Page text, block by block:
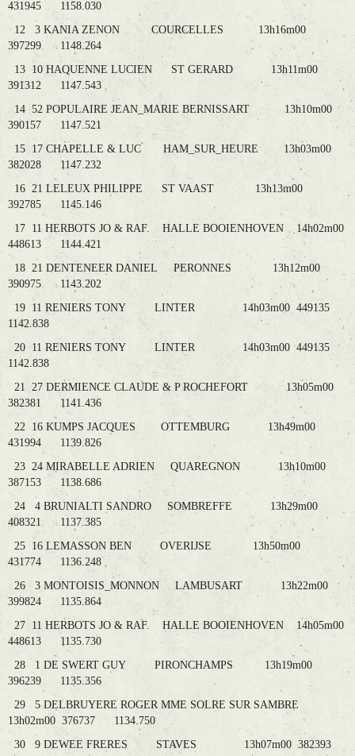
431945 1158.030
12 3 KANIA ZENON COURCELLES 13h16m00
397299 1148.264
13 10 HAQUENNE LUCIEN ST GERARD 13h11m00
391312 1147.543
14 52 POPULAIRE JEAN_MARIE BERNISSART 13h10m00
390157 1147.521
15 17 CHAPELLE & LUC HAM_SUR_HEURE 13h03m00
382028 1147.232
16 21 LELEUX PHILIPPE ST VAAST 13h13m00
392785 1145.146
17 11 HERBOTS JO & RAF. HALLE BOOIENHOVEN 14h02m00
448613 1144.421
18 21 DENTENEER DANIEL PERONNES 13h12m00
390975 1143.202
19 11 RENIERS TONY LINTER 14h03m00 449135
1142.838
20 11 RENIERS TONY LINTER 14h03m00 449135
1142.838
21 27 DERMIENCE CLAUDE & P ROCHEFORT 13h05m00
382381 1141.436
22 16 KUMPS JACQUES OTTEMBURG 13h49m00
431994 1139.826
23 24 MIRABELLE ADRIEN QUAREGNON 13h10m00
387153 1138.686
24 4 BRUNIALTI SANDRO SOMBREFFE 13h29m00
408321 1137.385
25 16 LEMASSON BEN OVERIJSE 13h50m00
431774 1136.248
26 3 MONTOISIS_MONNON LAMBUSART 13h22m00
399824 1135.864
27 11 HERBOTS JO & RAF. HALLE BOOIENHOVEN 14h05m00
448613 1135.730
28 1 DE SWERT GUY PIRONCHAMPS 13h19m00
396239 1135.356
29 5 DELBRUYERE ROGER MME SOLRE SUR SAMBRE
13h02m00 376737 1134.750
30 9 DEWEE FRERES STAVES 13h07m00 382393